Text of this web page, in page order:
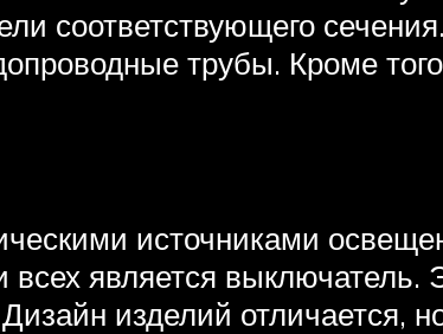
соответствующего
трубы. Кроме
источниками
является выключатель.
изделий отличается,